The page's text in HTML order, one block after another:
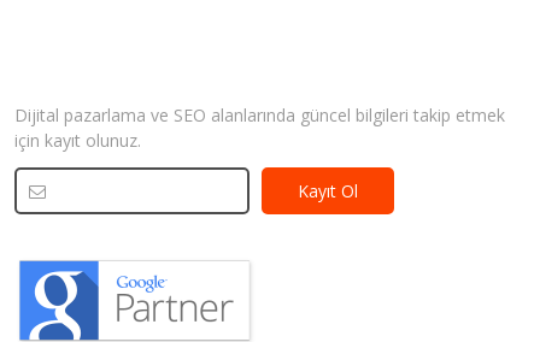
Dijital pazarlama ve SEO alanlarında güncel bilgileri takip etmek
için kayıt olunuz.